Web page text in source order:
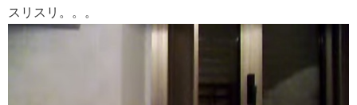
スリスリ。。。